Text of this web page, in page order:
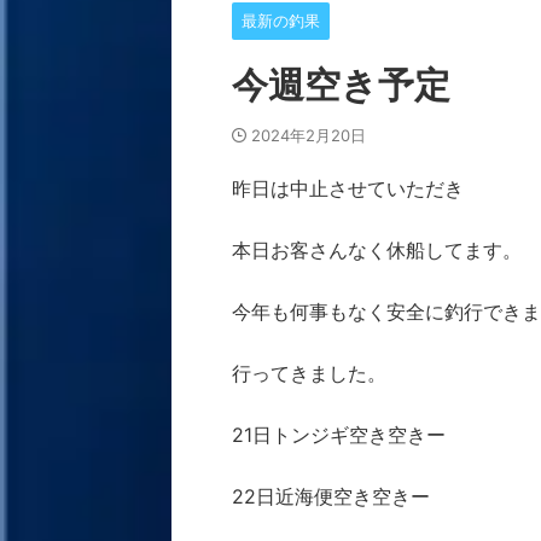
最新の釣果
今週空き予定
2024年2月20日
昨日は中止させていただき
本日お客さんなく休船してます。
今年も何事もなく安全に釣行でき
行ってきました。
21日トンジギ空き空きー
22日近海便空き空きー